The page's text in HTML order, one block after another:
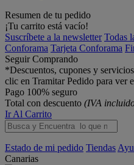
Resumen de tu pedido
¡Tu carrito está vacío!
Suscríbete a la newsletter Todas
Conforama Tarjeta Conforama
Seguir Comprando
*Descuentos, cupones y
clic en Tramitar Pedido para ver
Pago 100% seguro
Total con descuento (IVA
Ir Al Carrito
Estado de mi pedido Tiendas
Canarias